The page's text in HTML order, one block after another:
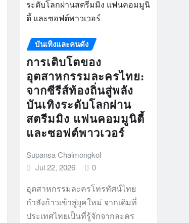
บันเทิงและคนดัง
การเติบโตของ
อุตสาหกรรมละครไทย:
จากซีรีส์ท้องถิ่นสู่พลัง
บันเทิงระดับโลกผ่าน
สตรีมมิง แฟนคอมมูนิตี้
และซอฟต์พาวเวอร์
Supansa Chaimongkol
Jul 22, 2026
0
อุตสาหกรรมละครโทรทัศน์ไทย
กำลังก้าวเข้าสู่ยุคใหม่ จากเดิมที่
ประเทศไทยเป็นที่รู้จักจากละคร